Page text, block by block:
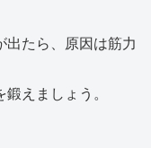
出たら、原因は筋力
えましょう。